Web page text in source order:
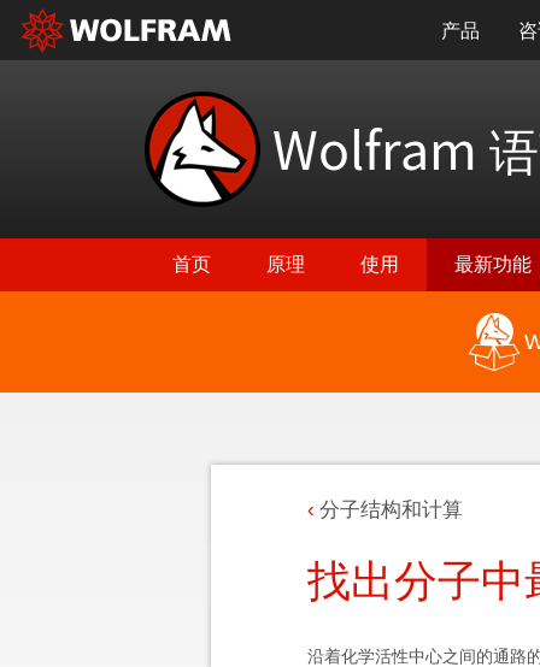
产品
Wolfram
首页 原理 使用 最新功能
分子结构和计算
找出分子中
沿着化学活性中心之间的通路